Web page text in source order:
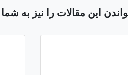
این مقالات را نیز به